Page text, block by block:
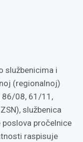
službenicima i
(regionalnoj)
86/08, 61/11,
službenica
pročelnice
raspisuje